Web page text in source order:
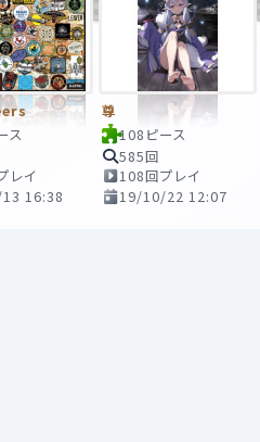
ス
レイ
16:38
尊
108ピース
585回
108回プレイ
19/10/22 12:07